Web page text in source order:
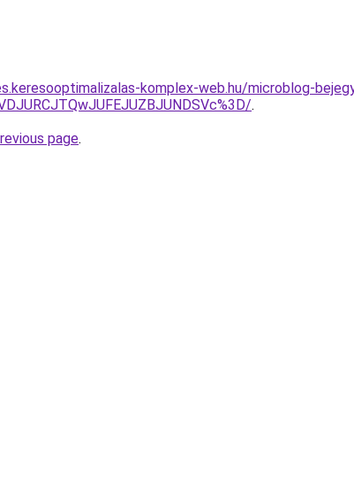
komplex-web.hu/microblog-
.
page.